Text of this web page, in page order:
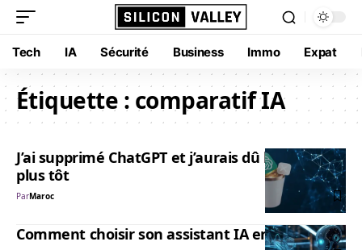
Tech IA Sécurité Business Immo Expat
Étiquette : comparatif IA
J’ai supprimé ChatGPT et j’aurais dû le faire bien
plus tôt
ParMaroc
Comment choisir son assistant IA en 2026